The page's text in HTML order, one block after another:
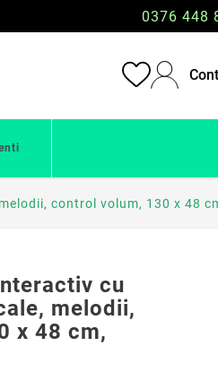
0376 448
Cont
control volum, 130 x 48
cu
melodii,
x 48 cm,